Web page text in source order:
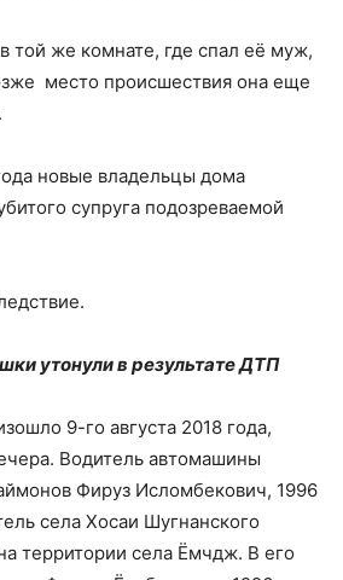
той же комнате, где спал её муж,
место происшествия она еще
новые владельцы дома
супруга подозреваемой
утонули в результате ДТП
9-го августа 2018 года,
Водитель автомашины
Фируз Исломбекович, 1996
села Хосаи Шугнанского
территории села Ёмчдж. В его